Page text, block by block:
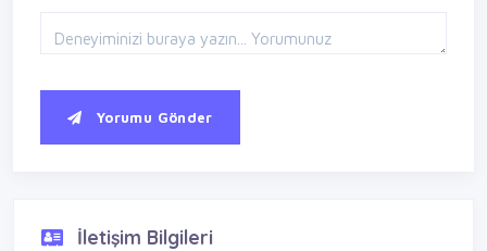
Yorumu Gönder
İletişim Bilgileri